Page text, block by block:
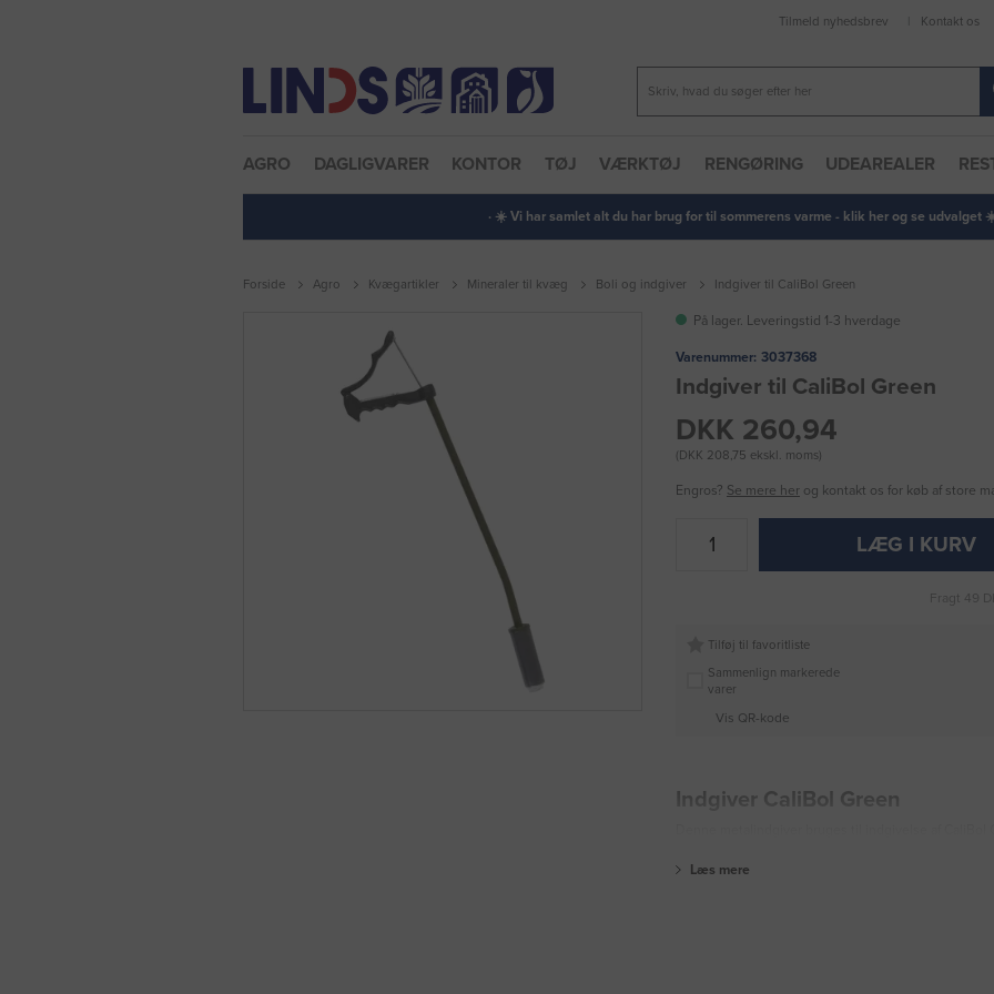
Tilmeld nyhedsbrev Kontakt os
AGRO DAGLIGVARER KONTOR TØJ VÆRKTØJ RENGØRING UDEAREALER
· ☀️ Vi har samlet alt du har brug for til sommerens varme - klik her og se udvalget ☀️
Forside Agro Kvægartikler Mineraler til kvæg Boli og indgiver Indgiver til CaliBol Green
På lager. Leveringstid 1-3 hverdage
Varenummer: 3037368
Indgiver til CaliBol Green
DKK 260,94
(DKK 208,75 ekskl. moms)
Engros? Se mere her og kontakt os for køb af store
LÆG I KURV
Fragt 49
Tilføj til favoritliste
Sammenlign markerede
varer
Vis QR-kode
Indgiver CaliBol Green
Læs mere